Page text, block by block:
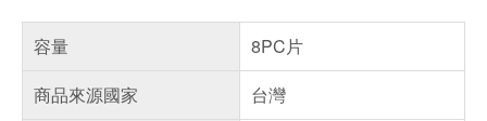
容量
8PC片
商品來源國家
台灣